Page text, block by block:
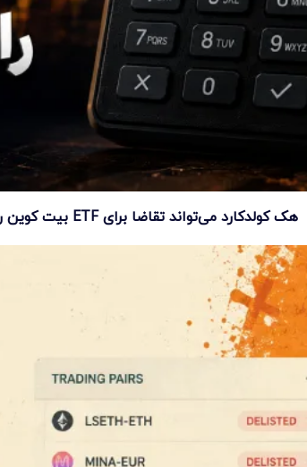
هک کولدکارد می‌تواند تقاضا برای ETF بیت کوین را افزایش دهد